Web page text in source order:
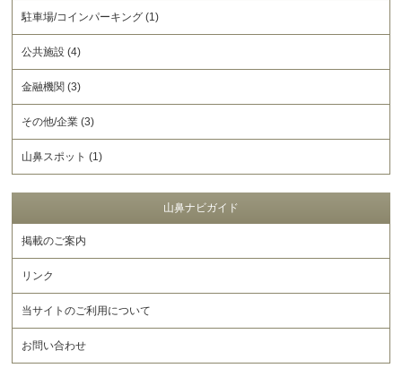
駐車場/コインパーキング (1)
公共施設 (4)
金融機関 (3)
その他/企業 (3)
山鼻スポット (1)
山鼻ナビガイド
掲載のご案内
リンク
当サイトのご利用について
お問い合わせ